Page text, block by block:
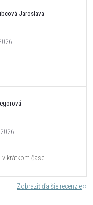
Jaroslava
krátkom čase.
Zobraziť ďalšie recenzie